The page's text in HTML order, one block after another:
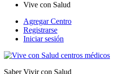
Vive con Salud
Agregar Centro
Registrarse
Iniciar sesión
Saber Vivir con Salud